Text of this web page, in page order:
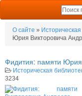
О сайте »
Юрия Викторовича
Фидития: памяти
Историческая
3234